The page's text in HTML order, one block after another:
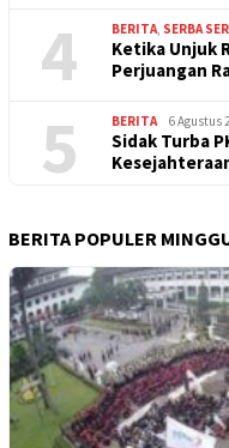
4 BERITA SERBA
Ketika Unjuk
Perjuangan
5 BERITA 6 Agustus
Sidak Turba
BERITA POPULER